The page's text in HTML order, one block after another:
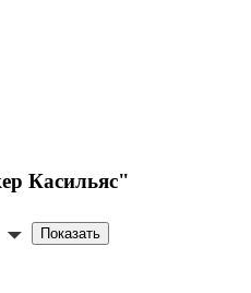
Касильяс"
Показать